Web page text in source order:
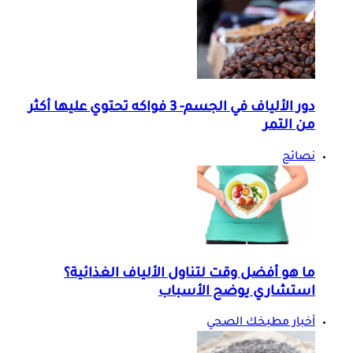
دور الألياف في الجسم- 3 فواكه تحتوي عليها أكثر
من التمر
نصائح
ما هو أفضل وقت لتناول الألياف الغذائية؟
استشاري يوضح الأسباب
أخبار مطبخك الصحي